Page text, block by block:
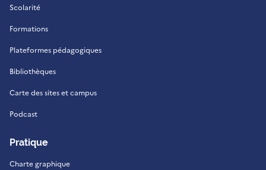
Scolarité
Formations
Plateformes pédagogiques
Bibliothèques
Carte des sites et campus
Podcast
Pratique
Charte graphique